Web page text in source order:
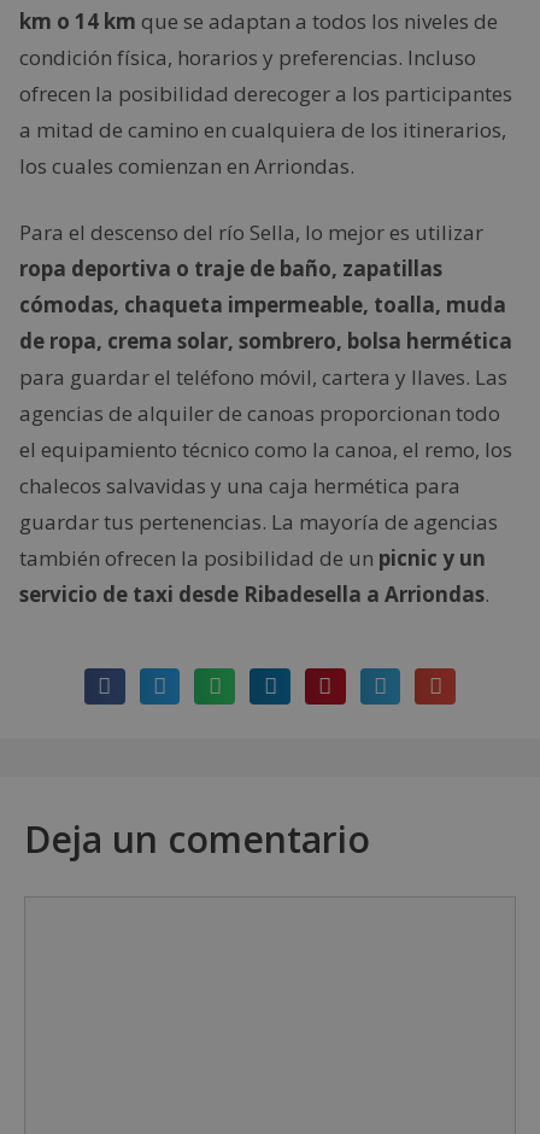
km o 14 km que se adaptan a todos los niveles de
condición física, horarios y preferencias. Incluso
ofrecen la posibilidad derecoger a los participantes
a mitad de camino en cualquiera de los itinerarios,
los cuales comienzan en Arriondas.
Para el descenso del río Sella, lo mejor es utilizar
ropa deportiva o traje de baño, zapatillas
cómodas, chaqueta impermeable, toalla, muda
de ropa, crema solar, sombrero, bolsa hermética
para guardar el teléfono móvil, cartera y llaves. Las
agencias de alquiler de canoas proporcionan todo
el equipamiento técnico como la canoa, el remo, los
chalecos salvavidas y una caja hermética para
guardar tus pertenencias. La mayoría de agencias
también ofrecen la posibilidad de un picnic y un
servicio de taxi desde Ribadesella a Arriondas.
Deja un comentario